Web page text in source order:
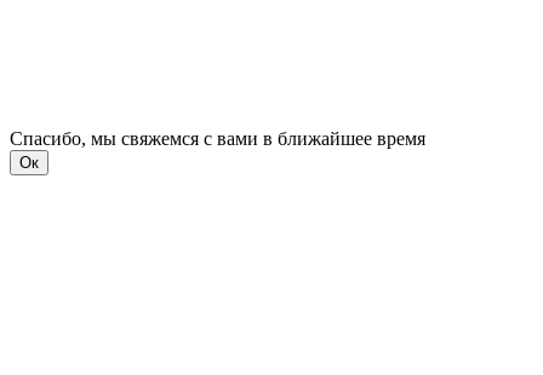
Спасибо, мы свяжемся с вами в ближайшее время
Ок